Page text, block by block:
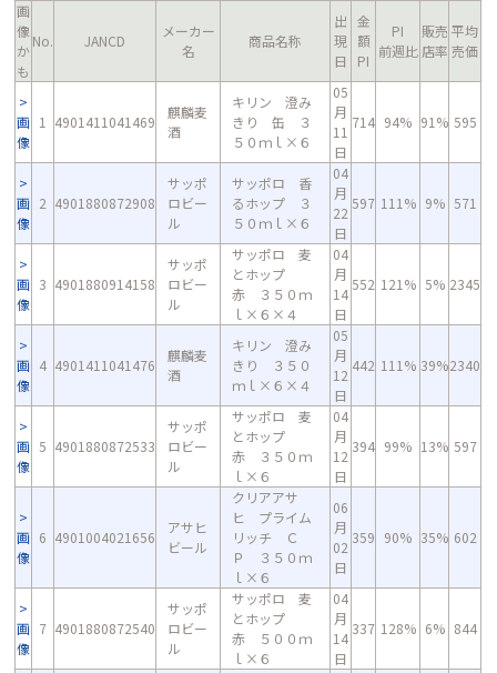
画
像
か
も
No. JANCD
メーカー
名
商品名称
出
現
日
金
額
PI
PI
前週比
販売
店率
平均
売価
画
像
1 4901411041469
麒麟麦
酒
キリン 澄み
きり 缶 ３
５０ｍｌ×６
05
月
11
日
714 94% 91% 595
画
像
2 4901880872908
サッポ
ロビー
ル
サッポロ 香
るホップ ３
５０ｍｌ×６
04
月
22
日
597 111% 9% 571
画
像
3 4901880914158
サッポ
ロビー
ル
サッポロ 麦
とホップ
赤 ３５０ｍ
ｌ×６×４
04
月
14
日
552 121% 5% 2345
画
像
4 4901411041476
麒麟麦
酒
キリン 澄み
きり ３５０
ｍｌ×６×４
05
月
12
日
442 111% 39%2340
画
像
5 4901880872533
サッポ
ロビー
ル
サッポロ 麦
とホップ
赤 ３５０ｍ
ｌ×６
04
月
12
日
394 99% 13% 597
画
像
6 4901004021656
アサヒ
ビール
クリアアサ
ヒ プライム
リッチ Ｃ
Ｐ ３５０ｍ
ｌ×６
06
月
02
日
359 90% 35% 602
画
像
7 4901880872540
サッポ
ロビー
ル
サッポロ 麦
とホップ
赤 ５００ｍ
ｌ×６
04
月
14
日
337 128% 6% 844